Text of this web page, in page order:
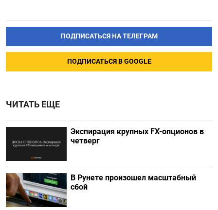
ПОДПИСАТЬСЯ НА ТЕЛЕГРАМ
ПОДПИСАТЬСЯ В GOOGLE
ЧИТАТЬ ЕЩЕ
Экспирация крупных FX-опционов в
четверг
В Рунете произошел масштабный
сбой